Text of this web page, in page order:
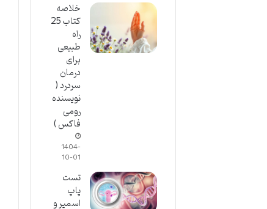
خلاصه
کتاب 25
راه
طبیعی
برای
درمان
سردرد (
نویسنده
رومی
فاکس )
1404-
10-01
تست
پاپ
اسمیر و